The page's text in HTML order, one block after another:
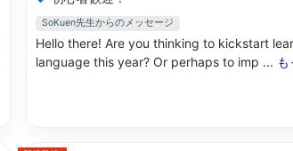
SoKuen先生からのメッセージ
Hello there! Are you thinking to kickstart
language this year? Or perhaps to imp ... も